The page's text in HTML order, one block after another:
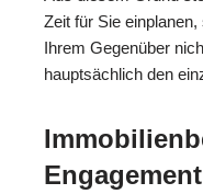
Zeit für Sie
Ihrem Gegenüber
hauptsächlich den